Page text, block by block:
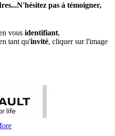
pas à témoigner,
vous identifiant,
tant qu'invité, cliquer sur l'image